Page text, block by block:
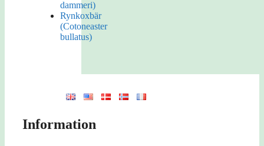
dammeri)
Rynkoxbär
(Cotoneaster
bullatus)
Information